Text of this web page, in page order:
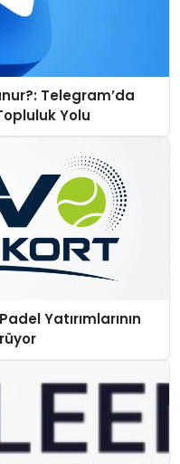
Telegram’da
Yolu
Yatırımlarının